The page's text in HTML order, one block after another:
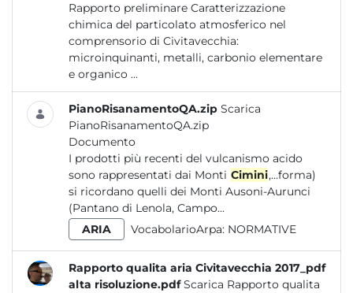
Rapporto preliminare Caratterizzazione
chimica del particolato atmosferico nel
comprensorio di Civitavecchia:
microinquinanti, metalli, carbonio elementare
e organico ...
PianoRisanamentoQA.zip Scarica
PianoRisanamentoQA.zip
Documento
I prodotti più recenti del vulcanismo acido
sono rappresentati dai Monti Cimini,...forma)
si ricordano quelli dei Monti Ausoni-Aurunci
(Pantano di Lenola, Campo...
ARIA
VocabolarioArpa: NORMATIVE
Rapporto qualita aria Civitavecchia 2017_pdf
alta risoluzione.pdf Scarica Rapporto qualita